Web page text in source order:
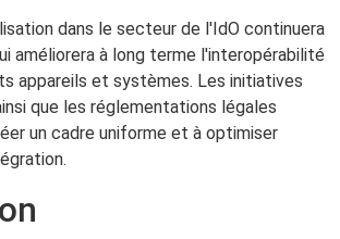
dans le secteur de l'IdO continuera
améliorera à long terme l'interopérabilité
appareils et systèmes. Les initiatives
que les réglementations légales
un cadre uniforme et à optimiser